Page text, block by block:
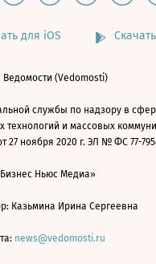
для iOS
(Vedomosti)
службы по надзору в
и массовых
27 ноября 2020 г. ЭЛ № ФС 77-
Ньюс Медиа»
Казьмина Ирина Сергеевна
news@vedomosti.ru